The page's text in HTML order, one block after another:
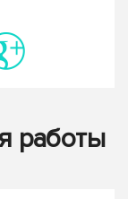
работы